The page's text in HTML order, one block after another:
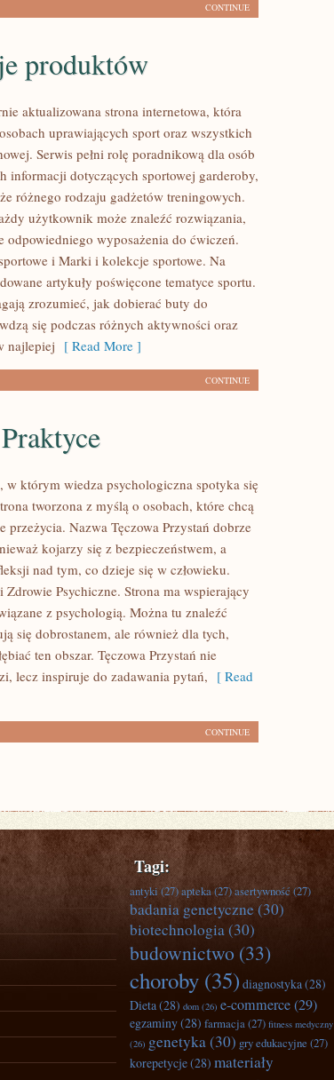
CONTINUE
produktów
aktualizowana strona internetowa, która
uprawiających sport oraz wszystkich
Serwis pełni rolę poradnikową dla osób
informacji dotyczących sportowej garderoby,
różnego rodzaju gadżetów treningowych.
użytkownik może znaleźć rozwiązania,
wyposażenia do ćwiczeń.
i Marki i kolekcje sportowe. Na
artykuły poświęcone tematyce sportu.
zrozumieć, jak dobierać buty do
się podczas różnych aktywności oraz
najlepiej [ Read More ]
CONTINUE
w którym wiedza psychologiczna spotyka się
tworzona z myślą o osobach, które chcą
przeżycia. Nazwa Tęczowa Przystań dobrze
kojarzy się z bezpieczeństwem, a
nad tym, co dzieje się w człowieku.
Psychiczne. Strona ma wspierający
z psychologią. Można tu znaleźć
się dobrostanem, ale również dla tych,
ten obszar. Tęczowa Przystań nie
lecz inspiruje do zadawania pytań, [ Read
CONTINUE
Tagi:
antyki(27)apteka(27)asertywność(27)
badania genetyczne(30)
biotechnologia(30)
budownictwo (33)
choroby (35) diagnostyka(28)
Dieta(28) dom (26) e-commerce(29)
egzaminy(28) farmacja(27) fitness medyczny
(26) genetyka(30) gry edukacyjne (27)
korepetycje(28) materiały